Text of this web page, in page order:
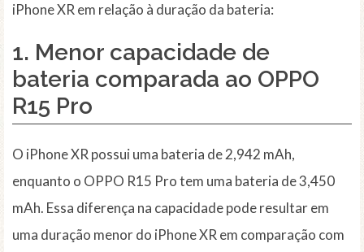
iPhone XR em relação à duração da bateria:
1. Menor capacidade de
bateria comparada ao OPPO
R15 Pro
O iPhone XR possui uma bateria de 2,942 mAh,
enquanto o OPPO R15 Pro tem uma bateria de 3,450
mAh. Essa diferença na capacidade pode resultar em
uma duração menor do iPhone XR em comparação com